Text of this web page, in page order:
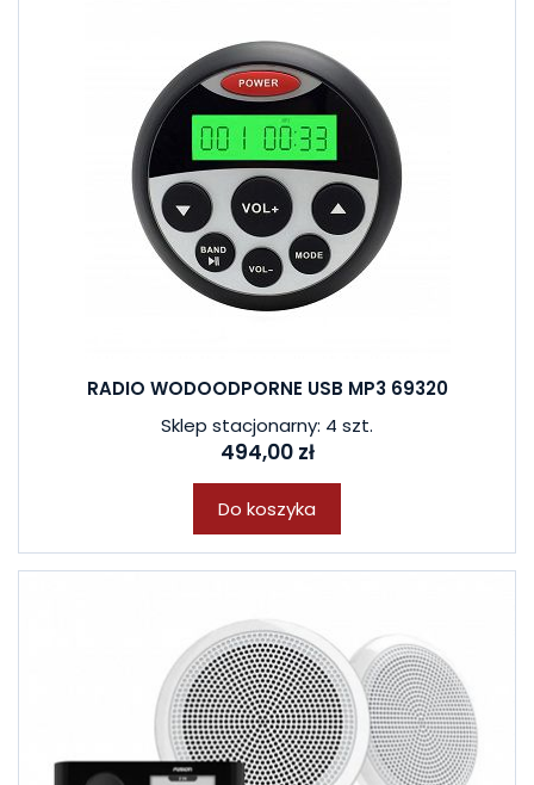
RADIO WODOODPORNE USB MP3 69320
Sklep stacjonarny: 4 szt.
494,00 zł
Do koszyka